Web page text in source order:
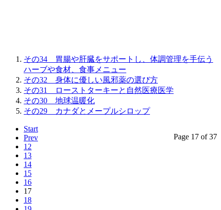
その34 胃腸や肝臓をサポートし、体調管理を手伝う
ハーブや食材、食事メニュー
その32 身体に優しい風邪薬の選び方
その31 ローストターキーと自然医療医学
その30 地球温暖化
その29 カナダとメープルシロップ
Page 17 of 37
Start
Prev
12
13
14
15
16
17
18